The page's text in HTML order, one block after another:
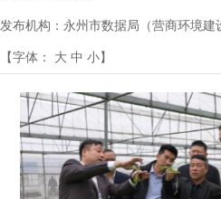
发布机构： 永州市数据局（营商环境建
【字体： 大 中 小】